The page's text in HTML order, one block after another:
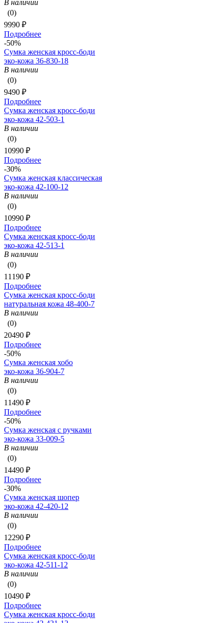
В наличии
(0)
9990 ₽
Подробнее
-50%
Сумка женская кросс-боди
эко-кожа 36-830-18
В наличии
(0)
9490 ₽
Подробнее
Сумка женская кросс-боди
эко-кожа 42-503-1
В наличии
(0)
10990 ₽
Подробнее
-30%
Сумка женская классическая
эко-кожа 42-100-12
В наличии
(0)
10990 ₽
Подробнее
Сумка женская кросс-боди
эко-кожа 42-513-1
В наличии
(0)
11190 ₽
Подробнее
Сумка женская кросс-боди
натуральная кожа 48-400-7
В наличии
(0)
20490 ₽
Подробнее
-50%
Сумка женская хобо
эко-кожа 36-904-7
В наличии
(0)
11490 ₽
Подробнее
-50%
Сумка женская с ручками
эко-кожа 33-009-5
В наличии
(0)
14490 ₽
Подробнее
-30%
Сумка женская шопер
эко-кожа 42-420-12
В наличии
(0)
12290 ₽
Подробнее
Сумка женская кросс-боди
эко-кожа 42-511-12
В наличии
(0)
10490 ₽
Подробнее
Сумка женская кросс-боди